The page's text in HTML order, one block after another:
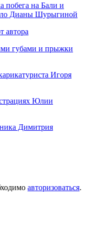
побега на Бали и
Дианы Шурыгиной
автора
губами и прыжки
Игоря
Юлии
Димитрия
авторизоваться.